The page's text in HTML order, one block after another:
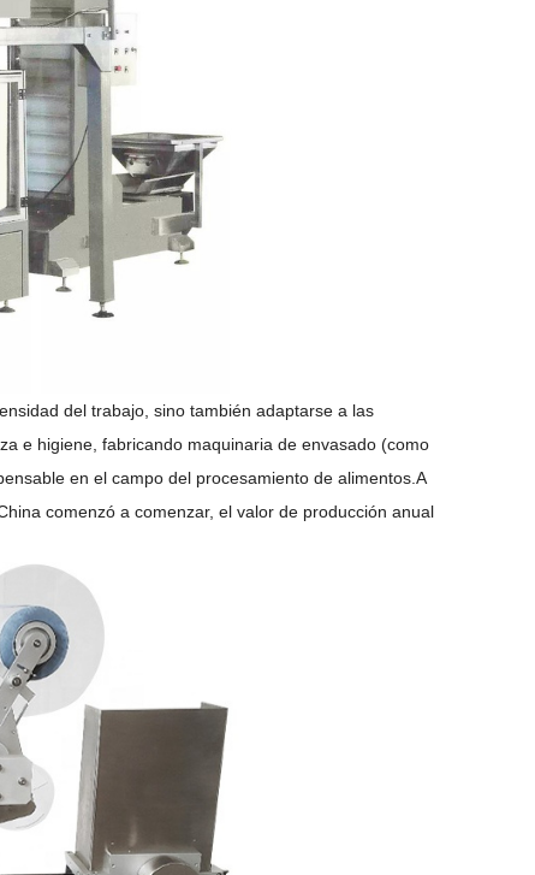
del trabajo, sino también adaptarse a las
e higiene, fabricando maquinaria de envasado (como
en el campo del procesamiento de alimentos. A
comenzó a comenzar, el valor de producción anual